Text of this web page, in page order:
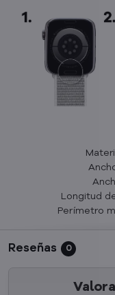
Longitud
Perímetro
Reseñas 0